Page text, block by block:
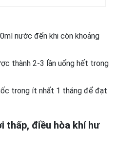
nước đến khi còn khoảng
thành 2-3 lần uống hết trong
trong ít nhất 1 tháng để đạt
thấp, điều hòa khí hư